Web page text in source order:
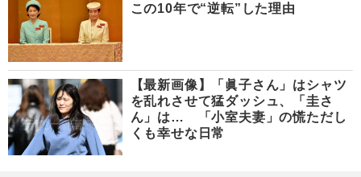
この10年で“逆転”した理由
【最新画像】「眞子さん」はシャツ
を乱れさせて猛ダッシュ、「圭さ
ん」は… 「小室夫妻」の慌ただし
くも幸せな日常